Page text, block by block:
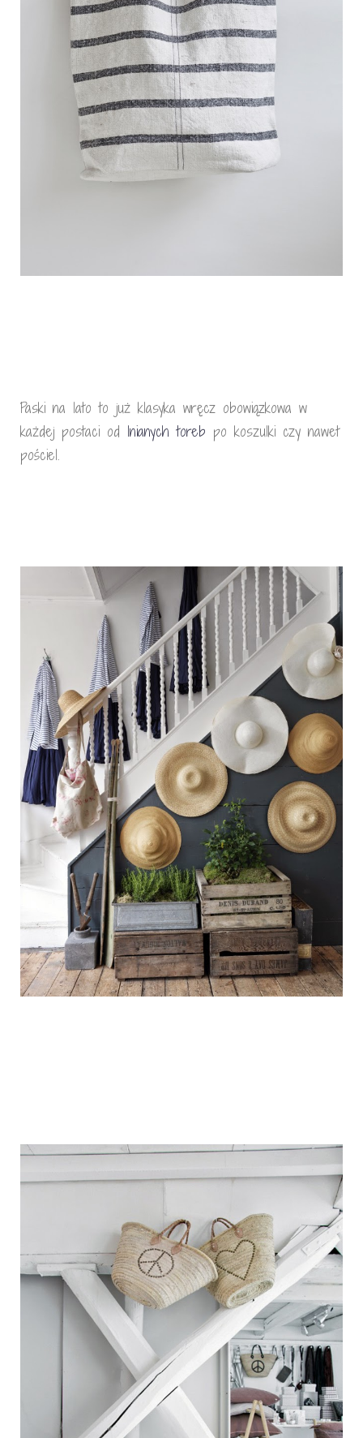
Paski na lato to już klasyka wręcz obowiązkowa w
każdej postaci od lnianych toreb po koszulki czy nawet
pościel.